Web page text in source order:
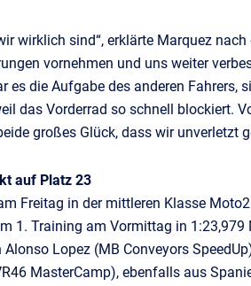
wirklich sind“, erklärte Marquez nach
vornehmen und uns weiter
es die Aufgabe des anderen Fahrers,
das Vorderrad so schnell blockiert.
großes Glück, dass wir unverletzt
auf Platz 23
Freitag in der mittleren Klasse
1. Training am Vormittag in 1:23,979
Lopez (MB Conveyors
MasterCamp), ebenfalls aus